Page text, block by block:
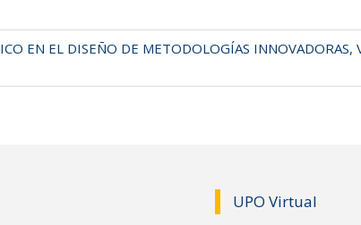
EN EL DISEÑO DE METODOLOGÍAS INNOVADORAS,
UPO Virtual